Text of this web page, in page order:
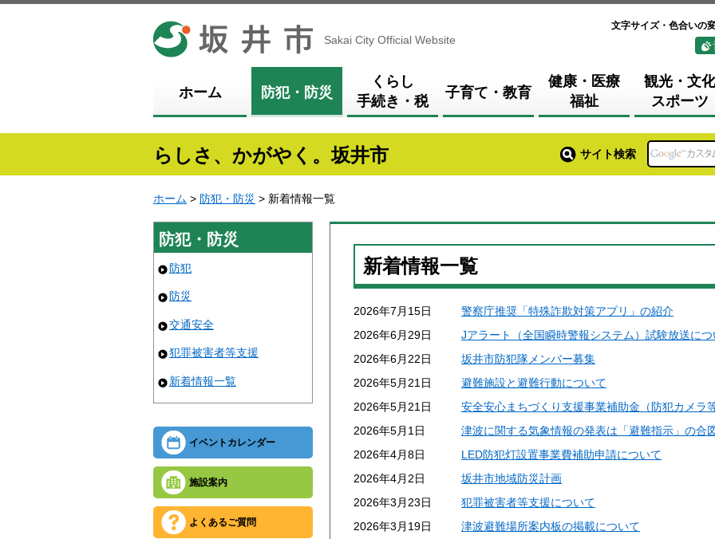
坂井市
Sakai City Official Website
文字サイズ・色合いの
ホーム 防犯・防災
くらし
手続き・税
子育て・教育
健康・医療
福祉
観光・文化
スポーツ
らしさ、かがやく。坂井市 サイト検索
ホーム > 防犯・防災 > 新着情報一覧
防犯・防災
防犯
防災
交通安全
犯罪被害者等支援
新着情報一覧
イベントカレンダー
施設案内
よくあるご質問
新着情報一覧
2026年7月15日
警察庁推奨「特殊詐欺対策アプリ」の紹介
2026年6月29日
Jアラート（全国瞬時警報システム）試験放送につ
2026年6月22日
坂井市防犯隊メンバー募集
2026年5月21日
避難施設と避難行動について
2026年5月21日
安全安心まちづくり支援事業補助金（防犯カメラ
2026年5月1日
津波に関する気象情報の発表は「避難指示」の合
2026年4月8日
LED防犯灯設置事業費補助申請について
2026年4月2日
坂井市地域防災計画
2026年3月23日
犯罪被害者等支援について
2026年3月19日
津波避難場所案内板の掲載について